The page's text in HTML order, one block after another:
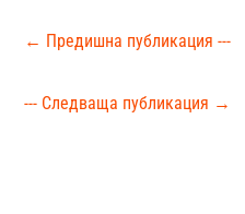
← Предишна публикация ---
--- Следваща публикация →